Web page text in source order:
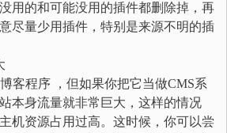
用的和可能没用的插件都删除掉，再
尽量少用插件，特别是来源不明的插
客程序 ，但如果你把它当做CMS系
本身流量就非常巨大，这样的情况
机资源占用过高。这时候，你可以尝